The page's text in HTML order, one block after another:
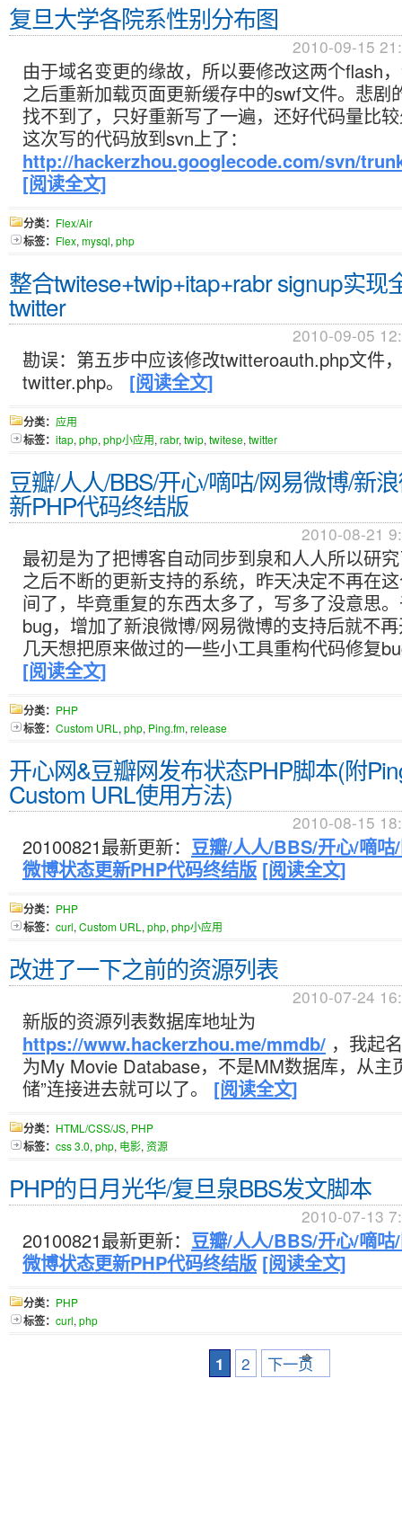
复旦大学各院系性别分布图
2010-09-15
由于域名变更的缘故，所以要修改这两个flash
之后重新加载页面更新缓存中的swf文件。悲剧
找不到了，只好重新写了一遍，还好代码量比
这次写的代码放到svn上了：
http://hackerzhou.googlecode.com/svn/
[阅读全文]
分类： Flex/Air
标签： Flex, mysql, php
整合twitese+twip+itap+rabr signup实现
twitter
2010-09-05
勘误：第五步中应该修改twitteroauth.php文件
twitter.php。 [阅读全文]
分类： 应用
标签： itap, php, php小应用, rabr, twip, twitese, twitter
豆瓣/人人/BBS/开心/嘀咕/网易微博/新
新PHP代码终结版
2010-08-21
最初是为了把博客自动同步到泉和人人所以研
之后不断的更新支持的系统，昨天决定不再在
间了，毕竟重复的东西太多了，写多了没意思
bug，增加了新浪微博/网易微博的支持后就不
几天想把原来做过的一些小工具重构代码修复
[阅读全文]
分类： PHP
标签： Custom URL , php, Ping.fm, release
开心网&豆瓣网发布状态PHP脚本(附
Custom URL使用方法)
2010-08-15
20100821最新更新： 豆瓣/人人/BBS/开心/嘀咕
微博状态更新PHP代码终结版 [阅读全文]
分类： PHP
标签： curl, Custom URL , php, php小应用
改进了一下之前的资源列表
2010-07-24
新版的资源列表数据库地址为
https://www.hackerzhou.me/mmdb/ ，我起
为My Movie Database，不是MM数据库，从主
储”连接进去就可以了。 [阅读全文]
分类： HTML/CSS/JS, PHP
标签： css 3.0, php, 电影, 资源
PHP的日月光华/复旦泉BBS发文脚本
2010-07-13
20100821最新更新： 豆瓣/人人/BBS/开心/嘀咕
微博状态更新PHP代码终结版 [阅读全文]
分类： PHP
标签： curl, php
1 2 下一页